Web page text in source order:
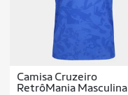
Camisa Cruzeiro
RetrôMania Masculina